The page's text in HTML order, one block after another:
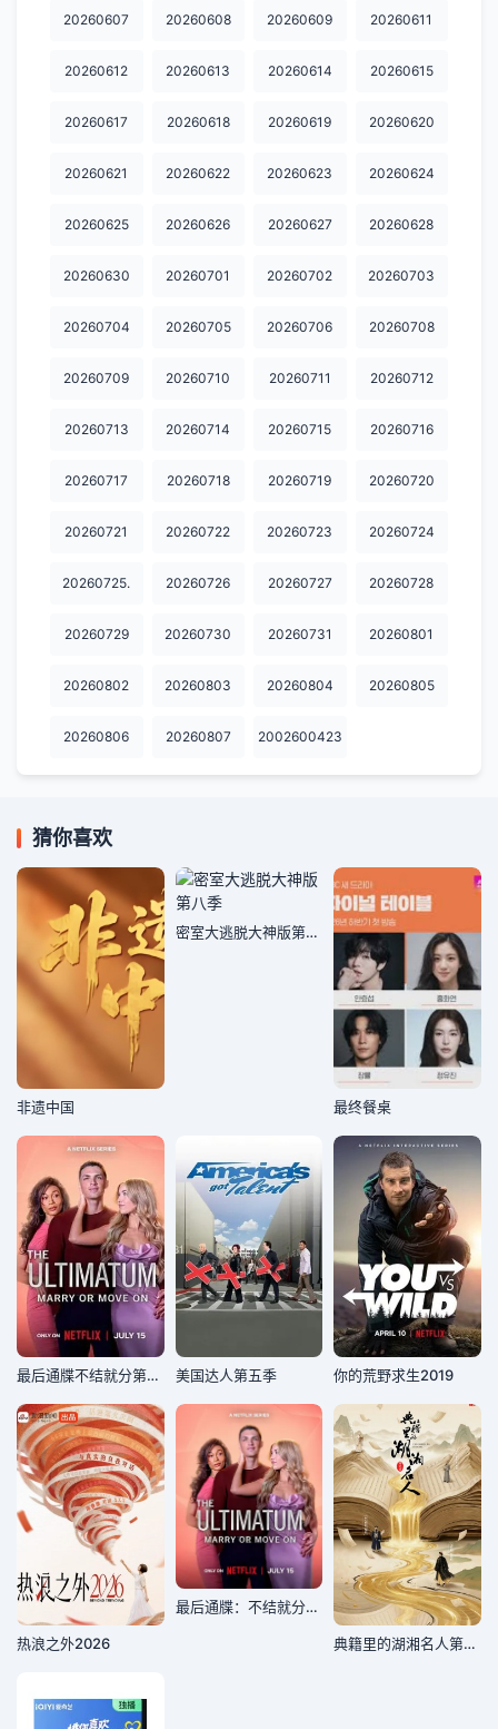
20260607 20260608 20260609 20260611
20260612 20260613 20260614 20260615
20260617 20260618 20260619 20260620
20260621 20260622 20260623 20260624
20260625 20260626 20260627 20260628
20260630 20260701 20260702 20260703
20260704 20260705 20260706 20260708
20260709 20260710 20260711 20260712
20260713 20260714 20260715 20260716
20260717 20260718 20260719 20260720
20260721 20260722 20260723 20260724
20260725. 20260726 20260727 20260728
20260729 20260730 20260731 20260801
20260802 20260803 20260804 20260805
20260806 20260807 2002600423
猜你喜欢
非遗中国
密室大逃脱大神版第八季
最终餐桌
最后通牒不结就分第四季 美国达人第五季 你的荒野求生2019
热浪之外2026
最后通牒：不结就分第四季
典籍里的湖湘名人第二季